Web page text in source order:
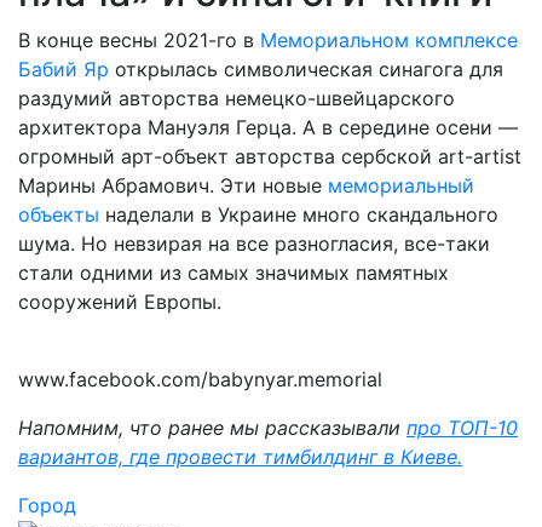
В конце весны 2021-го в Мемориальном комплексе
Бабий Яр открылась символическая синагога для
раздумий авторства немецко-швейцарского
архитектора Мануэля Герца. А в середине осени —
огромный арт-объект авторства сербской art-artist
Марины Абрамович. Эти новые мемориальный
объекты наделали в Украине много скандального
шума. Но невзирая на все разногласия, все-таки
стали одними из самых значимых памятных
сооружений Европы.
www.facebook.com/babynyar.memorial
Напомним, что ранее мы рассказывали про ТОП-10
вариантов, где провести тимбилдинг в Киеве.
Город